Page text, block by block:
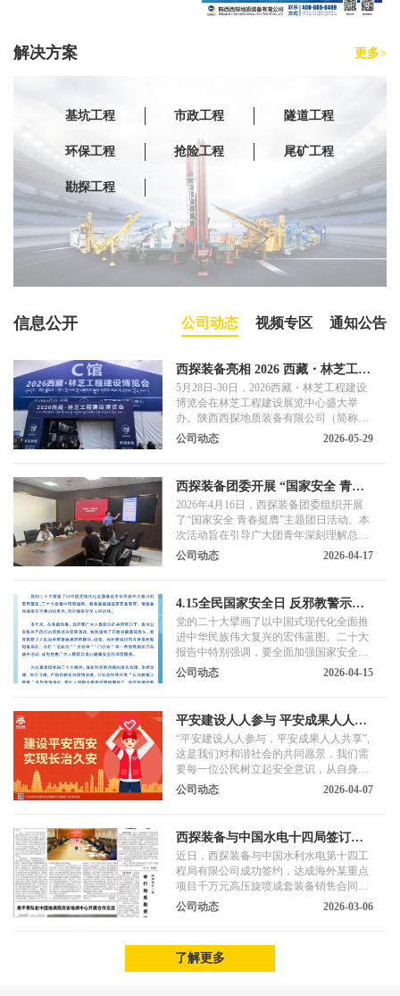
解决方案 更多>
基坑工程 市政工程 隧道工程
环保工程 抢险工程 尾矿工程
勘探工程
信息公开 公司动态 视频专区 通知公告
西探装备亮相 2026 西藏・林芝工程
建设博览会 硬核科技赋能高原基建
5月28日-30日，2026西藏・林芝工程建设
博览会在林芝工程建设展览中心盛大举
办。陕西西探地质装备有限公司（简称
“西探装备”）携高原定制化地质装备与数
质量发展。
公司动态 2026-05-29
西探装备团委开展 “国家安全 青春
挺膺”主题团日活动
2026年4月16日，西探装备团委组织开展
了“国家安全 青春挺膺”主题团日活动。本
次活动旨在引导广大团青年深刻理解总体
国家安全观的核心要义，增强国家安全意
公司动态 2026-04-17
4.15全民国家安全日 反邪教警示宣
传
党的二十大擘画了以中国式现代化全面推
进中华民族伟大复兴的宏伟蓝图。二十大
报告中特别强调，要全面加强国家安全教
育，增强全民国家安全意识和素养，筑牢
公司动态 2026-04-15
平安建设人人参与 平安成果人人共
享
“平安建设人人参与，平安成果人人共享”,
这是我们对和谐社会的共同愿景，我们需
要每一位公民树立起安全意识，从自身做
起，从点滴做起，积极参与到平安建设中
公司动态 2026-04-07
西探装备与中国水电十四局签订千
万元海外项目设备合同
近日，西探装备与中国水利水电第十四工
程局有限公司成功签约，达成海外某重点
项目千万元高压旋喷成套装备销售合同。
合同标的物主要有GM系列履带式高塔架
化需求。西探装备为该项目基础施工提供
专业装备与技术支持。
公司动态 2026-03-06
了解更多